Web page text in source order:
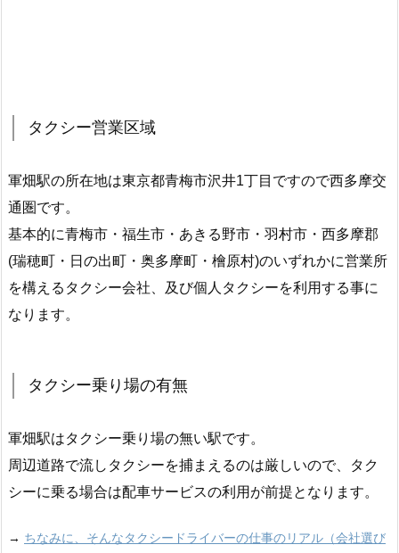
タクシー営業区域
軍畑駅の所在地は東京都青梅市沢井1丁目ですので西多摩交
通圏です。
基本的に青梅市・福生市・あきる野市・羽村市・西多摩郡
(瑞穂町・日の出町・奥多摩町・檜原村)のいずれかに営業所
を構えるタクシー会社、及び個人タクシーを利用する事に
なります。
タクシー乗り場の有無
軍畑駅はタクシー乗り場の無い駅です。
周辺道路で流しタクシーを捕まえるのは厳しいので、タク
シーに乗る場合は配車サービスの利用が前提となります。
→ ちなみに、そんなタクシードライバーの仕事のリアル（会社選び